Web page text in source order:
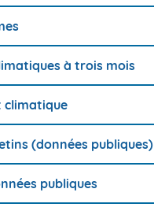
à trois mois
climatique
(données publiques)
publiques